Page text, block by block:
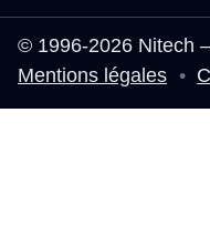
© 1996-2026 Nitech
Mentions légales •